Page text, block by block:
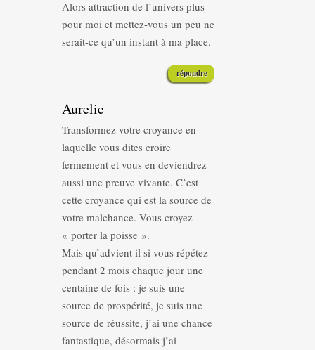
Alors attraction de l’univers plus
pour moi et mettez-vous un peu ne
serait-ce qu’un instant à ma place.
répondre
Aurelie
Transformez votre croyance en
laquelle vous dites croire
fermement et vous en deviendrez
aussi une preuve vivante. C’est
cette croyance qui est la source de
votre malchance. Vous croyez
« porter la poisse ».
Mais qu’advient il si vous répétez
pendant 2 mois chaque jour une
centaine de fois : je suis une
source de prospérité, je suis une
source de réussite, j’ai une chance
fantastique, désormais j’ai